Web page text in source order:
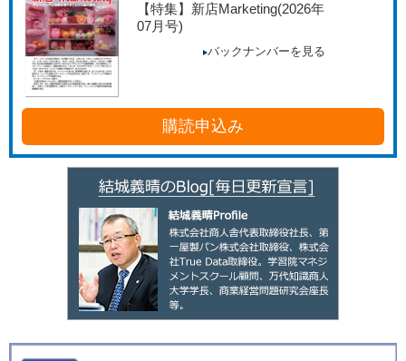
【特集】新店Marketing(2026年
07月号)
バックナンバーを見る
購読申込み